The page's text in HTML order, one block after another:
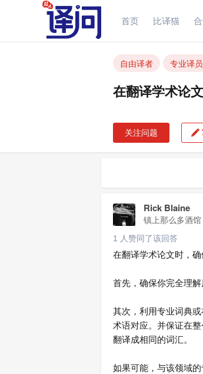
首页 比译猫
在翻译学术论文时，应
自由译者 专业译员
在翻译学术论
关注问题 
Rick Blaine
镇上那么多酒馆
1 人赞同了该回答
在翻译学术论文时，
首先，确保你完全理解
其次，利用专业词典
术语对应。并保证在
翻译成相同的词汇。
如果可能，与该领域